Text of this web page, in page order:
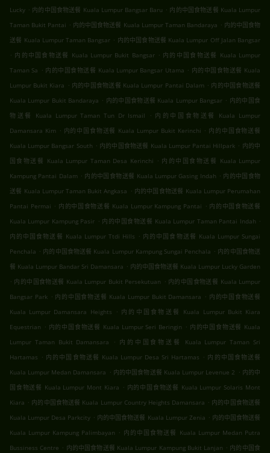
Lucky . 内的中国食物送餐 Kuala Lumpur Bangsar Baru . 内的中国食物送餐 Kuala Lumpur
Taman Bukit Pantai . 内的中国食物送餐 Kuala Lumpur Taman Bandaraya . 内的中国食物
送餐 Kuala Lumpur Taman Bangsar . 内的中国食物送餐 Kuala Lumpur Off Jalan Bangsar
. 内的中国食物送餐 Kuala Lumpur Bukit Bangsar . 内的中国食物送餐 Kuala Lumpur
Taman Sa . 内的中国食物送餐 Kuala Lumpur Bangsar Utama . 内的中国食物送餐 Kuala
Lumpur Bukit Kiara . 内的中国食物送餐 Kuala Lumpur Pantai Dalam . 内的中国食物送餐
Kuala Lumpur Bukit Bandaraya . 内的中国食物送餐 Kuala Lumpur Bangsar . 内的中国食
物送餐 Kuala Lumpur Taman Tun Dr Ismail
. 内的中国食物送餐 Kuala Lumpur
Damansara Kim . 内的中国食物送餐 Kuala Lumpur Bukit Kerinchi . 内的中国食物送餐
Kuala Lumpur Bangsar South . 内的中国食物送餐 Kuala Lumpur Pantai Hillpark . 内的中
国食物送餐 Kuala Lumpur Taman Desa Kerinchi . 内的中国食物送餐 Kuala Lumpur
Kampung Pantai Dalam . 内的中国食物送餐 Kuala Lumpur Gasing Indah . 内的中国食物
送餐 Kuala Lumpur Taman Bukit Angkasa . 内的中国食物送餐 Kuala Lumpur Perumahan
Pantai Permai . 内的中国食物送餐 Kuala Lumpur Kampung Pantai . 内的中国食物送餐
Kuala Lumpur Kampung Pasir . 内的中国食物送餐 Kuala Lumpur Taman Pantai Indah .
内的中国食物送餐 Kuala Lumpur Ttdi Hills . 内的中国食物送餐 Kuala Lumpur Sungai
Penchala . 内的中国食物送餐 Kuala Lumpur Kampung Sungai Penchala . 内的中国食物送
餐 Kuala Lumpur Bandar Sri Damansara . 内的中国食物送餐 Kuala Lumpur Lucky Garden
. 内的中国食物送餐 Kuala Lumpur Bukit Persekutuan . 内的中国食物送餐 Kuala Lumpur
Bangsar Park . 内的中国食物送餐 Kuala Lumpur Bukit Damansara . 内的中国食物送餐
Kuala Lumpur Damansara Heights
. 内的中国食物送餐 Kuala Lumpur Bukit Kiara
Equestrian . 内的中国食物送餐 Kuala Lumpur Seri Beringin . 内的中国食物送餐 Kuala
Lumpur Taman Bukit Damansara
. 内的中国食物送餐 Kuala Lumpur Taman Sri
Hartamas . 内的中国食物送餐 Kuala Lumpur Desa Sri Hartamas . 内的中国食物送餐
Kuala Lumpur Medan Damansara . 内的中国食物送餐 Kuala Lumpur Levenue 2 . 内的中
国食物送餐 Kuala Lumpur Mont Kiara . 内的中国食物送餐 Kuala Lumpur Solaris Mont
Kiara . 内的中国食物送餐 Kuala Lumpur Country Heights Damansara . 内的中国食物送餐
Kuala Lumpur Desa Parkcity . 内的中国食物送餐 Kuala Lumpur Zenia . 内的中国食物送餐
Kuala Lumpur Kampung Palimbayan . 内的中国食物送餐 Kuala Lumpur Medan Putra
Bussiness Centre . 内的中国食物送餐 Kuala Lumpur Kampung Bukit Lanjan . 内的中国食